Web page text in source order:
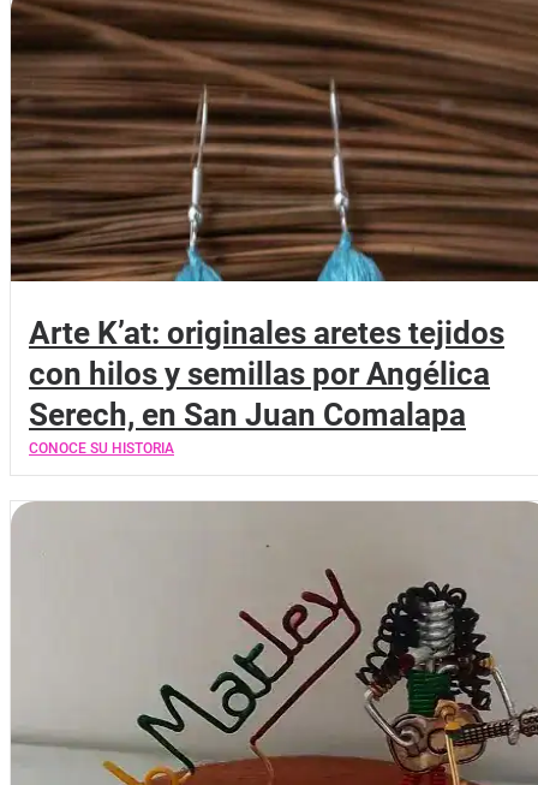
Arte K’at: originales aretes tejidos
con hilos y semillas por Angélica
Serech, en San Juan Comalapa
CONOCE SU HISTORIA